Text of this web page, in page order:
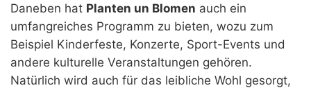
Daneben hat Planten un Blomen auch ein
umfangreiches Programm zu bieten, wozu zum
Beispiel Kinderfeste, Konzerte, Sport-Events und
andere kulturelle Veranstaltungen gehören.
Natürlich wird auch für das leibliche Wohl gesorgt,